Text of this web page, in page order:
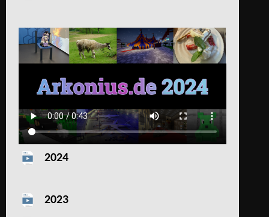
2024
2023